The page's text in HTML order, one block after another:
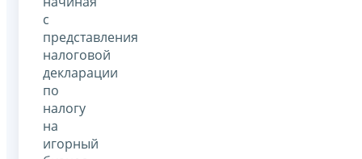
с
представления
налоговой
декларации
по
налогу
на
игорный